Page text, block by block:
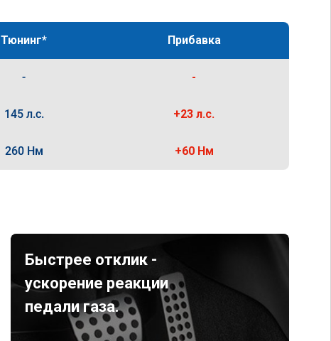
Тюнинг* Прибавка
- -
145 л.с. +23 л.с.
260 Нм +60 Нм
Быстрее отклик -
ускорение реакции
педали газа.